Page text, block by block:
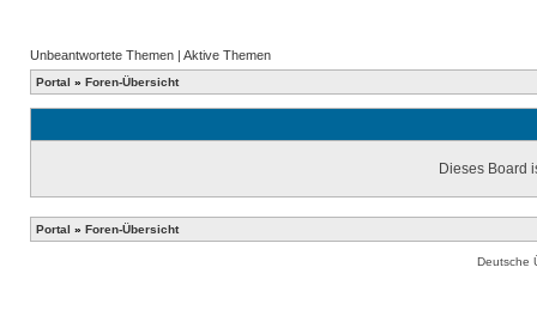
Unbeantwortete Themen | Aktive Themen
Portal » Foren-Übersicht
Dieses Board
Portal » Foren-Übersicht
Deutsche